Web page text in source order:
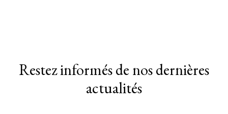
Restez informés de nos dernières
actualités